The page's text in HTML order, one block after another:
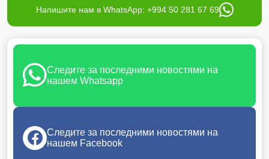
Напишите нам в WhatsApp: +994 50 281 67 69
Следите за последними новостями на
нашем Whatsapp
Следите за последними новостями на
нашем Facebook